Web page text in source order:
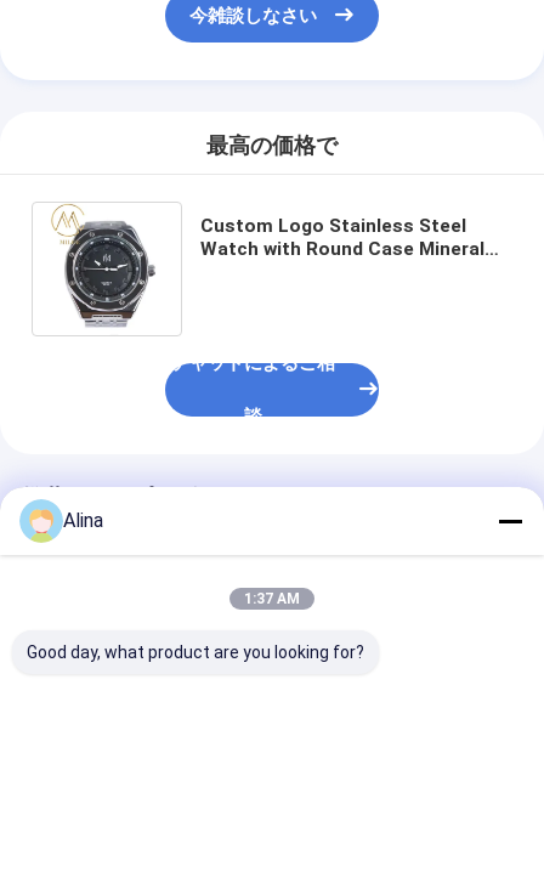
今雑談しなさい
最高の価格で
Custom Logo Stainless Steel
Watch with Round Case Mineral
チャットによるご相
談
推薦されたプロダクト
Alina
1:37 AM
Good day, what product are you looking for?